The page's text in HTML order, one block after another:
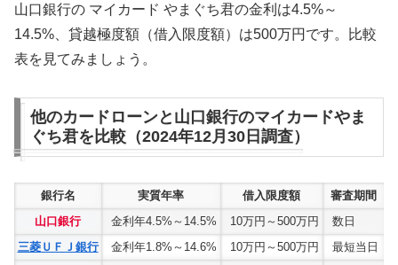
山口銀行の マイカード やまぐち君の金利は4.5%～
14.5%、貸越極度額（借入限度額）は500万円です。比較
表を見てみましょう。
他のカードローンと山口銀行のマイカードやま
ぐち君を比較（2024年12月30日調査）
銀行名 実質年率 借入限度額
審査期間
山口銀行
金利年4.5%～14.5% 10万円～500万円
数日
三菱ＵＦＪ銀行
金利年1.8%～14.6% 10万円～500万円
最短当日